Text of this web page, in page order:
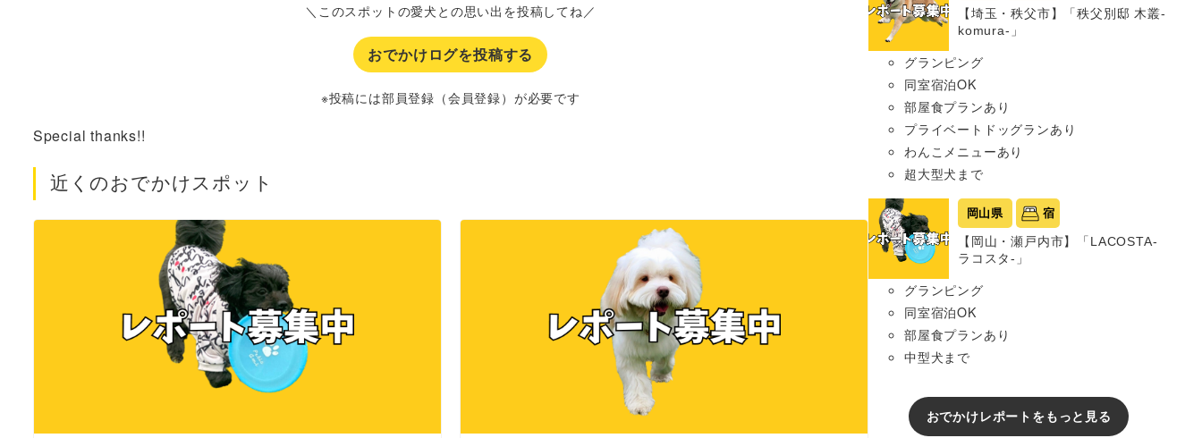
＼このスポットの愛犬との思い出を投稿してね／
おでかけログを投稿する
※投稿には部員登録（会員登録）が必要です
Special thanks!!
近くのおでかけスポット
【埼玉・秩父市】「秩父別邸 木叢-
komura-」
グランピング
同室宿泊OK
部屋食プランあり
プライベートドッグランあり
わんこメニューあり
超大型犬まで
岡山県 宿
【岡山・瀬戸内市】「LACOSTA-
ラコスタ-」
グランピング
同室宿泊OK
部屋食プランあり
中型犬まで
おでかけレポートをもっと見る